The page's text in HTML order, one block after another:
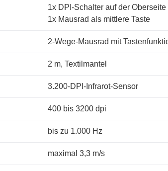
1x DPI-Schalter auf der Oberseite
1x Mausrad als mittlere Taste
2-Wege-Mausrad mit
2 m, Textilmantel
3.200-DPI-Infrarot-Sensor
400 bis 3200 dpi
bis zu 1.000 Hz
maximal 3,3 m/s